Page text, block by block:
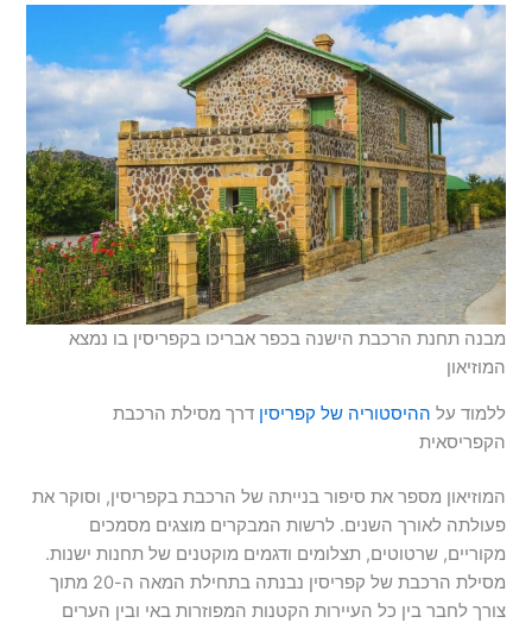
מבנה תחנת הרכבת הישנה בכפר אבריכו בקפריסין בו נמצא
המוזיאון
ללמוד על ההיסטוריה של קפריסין דרך מסילת הרכבת
הקפריסאית
המוזיאון מספר את סיפור בנייתה של הרכבת בקפריסין, וסוקר את
פעולתה לאורך השנים. לרשות המבקרים מוצגים מסמכים
מקוריים, שרטוטים, תצלומים ודגמים מוקטנים של תחנות ישנות.
מסילת הרכבת של קפריסין נבנתה בתחילת המאה ה-20 מתוך
צורך לחבר בין כל העיירות הקטנות המפוזרות באי ובין הערים